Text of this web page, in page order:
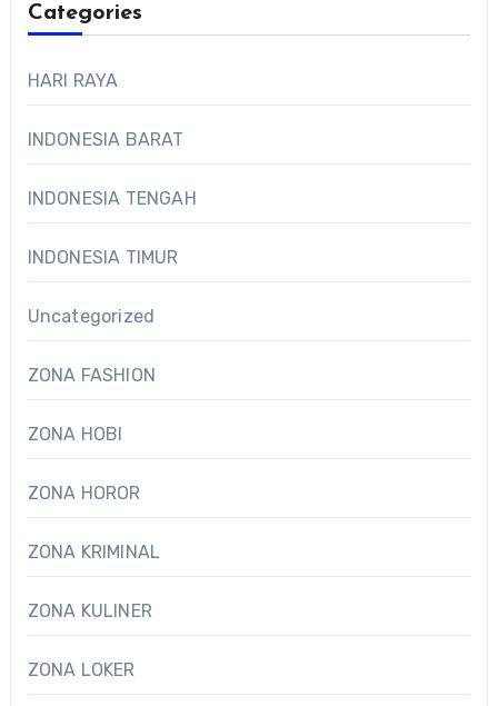
Categories
HARI RAYA
INDONESIA BARAT
INDONESIA TENGAH
INDONESIA TIMUR
Uncategorized
ZONA FASHION
ZONA HOBI
ZONA HOROR
ZONA KRIMINAL
ZONA KULINER
ZONA LOKER